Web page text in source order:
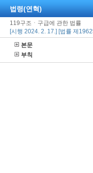
법령(연혁)
119구조ㆍ구급에 관한 법률
[시행 2024. 2. 17.] [법률 제
본문
부칙